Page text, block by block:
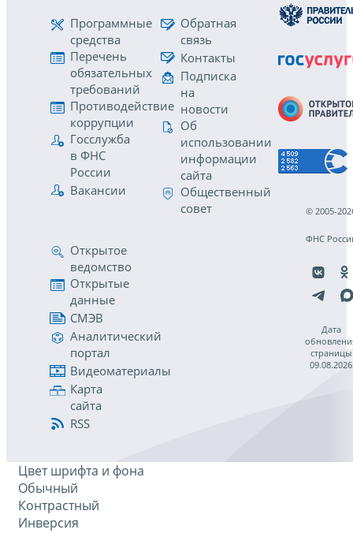
Программные
средства
Перечень
обязательных
требований
Противодействие
коррупции
Госслужба
в ФНС
России
Вакансии
Обратная
связь
Контакты
Подписка
на
новости
Об
использовании
информации
сайта
Общественный
совет
Открытое
ведомство
Открытые
данные
СМЭВ
Аналитический
портал
Видеоматериалы
Карта
сайта
RSS
© 2005-
ФНС
Дата
страницы
09.08.2026
Цвет шрифта и фона
Обычный
Контрастный
Инверсия